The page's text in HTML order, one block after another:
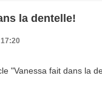
la dentelle!